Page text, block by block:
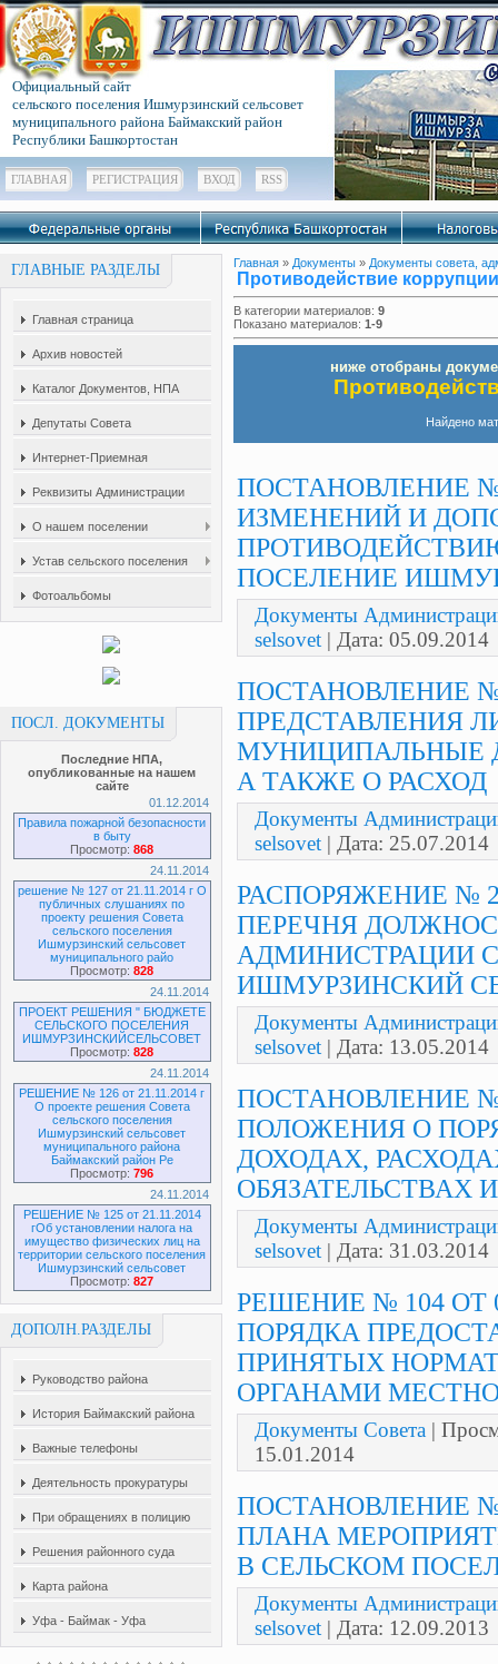
Официальный сайт
сельского поселения Ишмурзинский сельсовет
муниципального района Баймакский район
Республики Башкортостан
ГЛАВНАЯ РЕГИСТРАЦИЯ ВХОД RSS
ГЛАВНЫЕ РАЗДЕЛЫ
Главная страница
Архив новостей
Каталог Документов, НПА
Депутаты Совета
Интернет-Приемная
Реквизиты Администрации
О нашем поселении
Устав сельского поселения
Фотоальбомы
ПОСЛ. ДОКУМЕНТЫ
Последние НПА,
опубликованные на нашем
сайте
01.12.2014
Правила пожарной безопасности
в быту
Просмотр:868
24.11.2014
решение № 127 от 21.11.2014 г О
публичных слушаниях по
проекту решения Совета
сельского поселения
Ишмурзинский сельсовет
муниципального райо
Просмотр:828
24.11.2014
ПРОЕКТ РЕШЕНИЯ " БЮДЖЕТЕ
СЕЛЬСКОГО ПОСЕЛЕНИЯ
ИШМУРЗИНСКИЙСЕЛЬСОВЕТ
Просмотр:828
24.11.2014
РЕШЕНИЕ № 126 от 21.11.2014 г
О проекте решения Совета
сельского поселения
Ишмурзинский сельсовет
муниципального района
Баймакский район Ре
Просмотр:796
24.11.2014
РЕШЕНИЕ № 125 от 21.11.2014
гОб установлении налога на
имущество физических лиц на
территории сельского поселения
Ишмурзинский сельсовет
Просмотр:827
ДОПОЛН.РАЗДЕЛЫ
Руководство района
История Баймакский района
Важные телефоны
Деятельность прокуратуры
При обращениях в полицию
Решения районного суда
Карта района
Уфа - Баймак - Уфа
Главная » Документы » Документы совета,
Противодействие коррупции
В категории материалов: 9
Показано материалов: 1-9
ниже отобраны
Найдено
ПОСТАНОВЛЕНИЕ
ИЗМЕНЕНИЙ И
ПОСЕЛЕНИЕ
Документы
selsovet | Дата: 05.09.2014
ПОСТАНОВЛЕНИЕ №
ПРЕДСТАВЛЕНИЯ
МУНИЦИПАЛЬНЫЕ
А ТАКЖЕ О РАСХОД
Документы
selsovet | Дата: 25.07.2014
РАСПОРЯЖЕНИЕ № 2
ПЕРЕЧНЯ
АДМИНИСТРАЦИИ
ИШМУРЗИНСКИЙ
Документы
selsovet | Дата: 13.05.2014
ПОСТАНОВЛЕНИЕ
ПОЛОЖЕНИЯ О
ДОХОДАХ,
ОБЯЗАТЕЛЬСТВАХ
Документы
selsovet | Дата: 31.03.2014
РЕШЕНИЕ № 104 ОТ
ПОРЯДКА
ПРИНЯТЫХ
ОРГАНАМИ
Документы Совета |
15.01.2014
ПОСТАНОВЛЕНИЕ №
ПЛАНА
В СЕЛЬСКОМ
Документы
selsovet | Дата: 12.09.2013